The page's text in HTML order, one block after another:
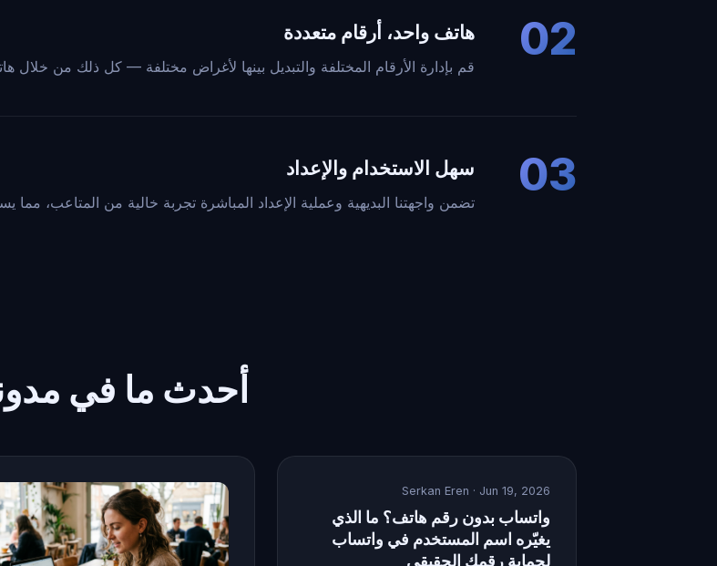
02 هاتف واحد، أرقام متعددة
قم بإدارة الأرقام المختلفة والتبديل بينها لأغراض مختلفة — كل ذلك من
03 سهل الاستخدام والإعداد
تضمن واجهتنا البديهية وعملية الإعداد المباشرة تجربة خالية من المتاعب،
أحدث ما في
Serkan Eren · Jun 19, 2026
واتساب بدون رقم هاتف؟ ما الذي
يغيّره اسم المستخدم في واتساب
لحماية رقمك الحقيقي